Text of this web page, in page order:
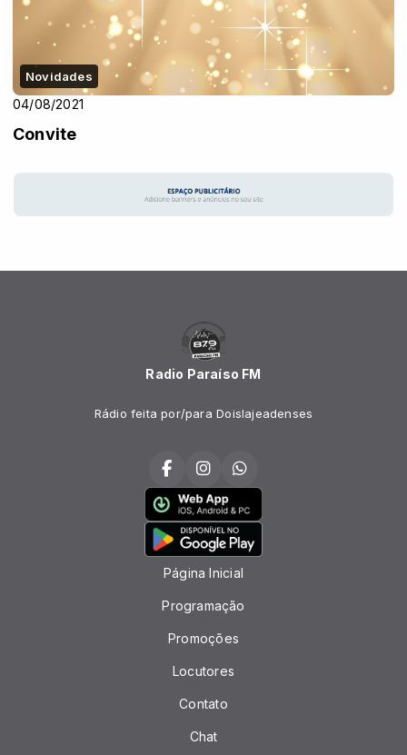
Novidades
04/08/2021
Convite
Radio Paraíso FM
Rádio feita por/para Doislajeadenses
Página Inicial
Programação
Promoções
Locutores
Contato
Chat